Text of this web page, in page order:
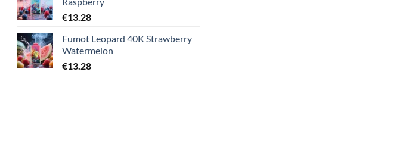
€13.28
Fumot Leopard 40K Strawberry
Watermelon
€13.28